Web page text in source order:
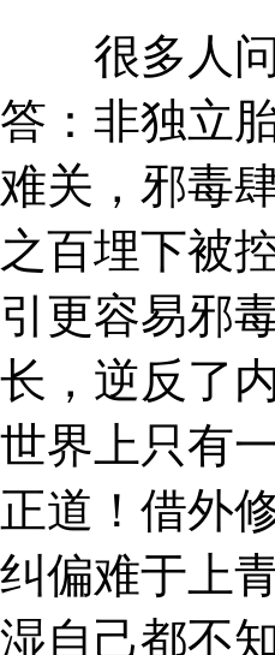
很多人问
答：非独立
难关，邪毒
之百埋下被
引更容易邪
长，逆反了
世界上只有
正道！借外
纠偏难于上
湿自己都不